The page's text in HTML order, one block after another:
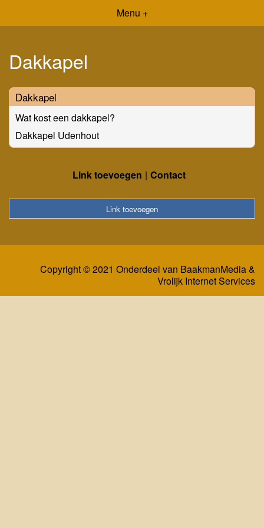
Menu +
Dakkapel
Dakkapel
Wat kost een dakkapel?
Dakkapel Udenhout
Link toevoegen Contact
Link toevoegen
Copyright © 2021 Onderdeel van BaakmanMedia&
Vrolijk Internet Services